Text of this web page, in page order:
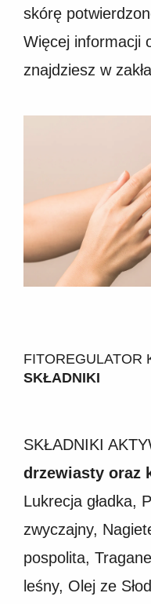
skórę
Więcej informacji
znajdziesz w
FITOREGULATOR
SKŁADNIKI
SKŁADNIKI
drzewiasty oraz
Lukrecja gładka,
zwyczajny,
pospolita,
leśny, Olej ze